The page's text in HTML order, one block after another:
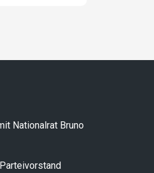
Nationalrat Bruno